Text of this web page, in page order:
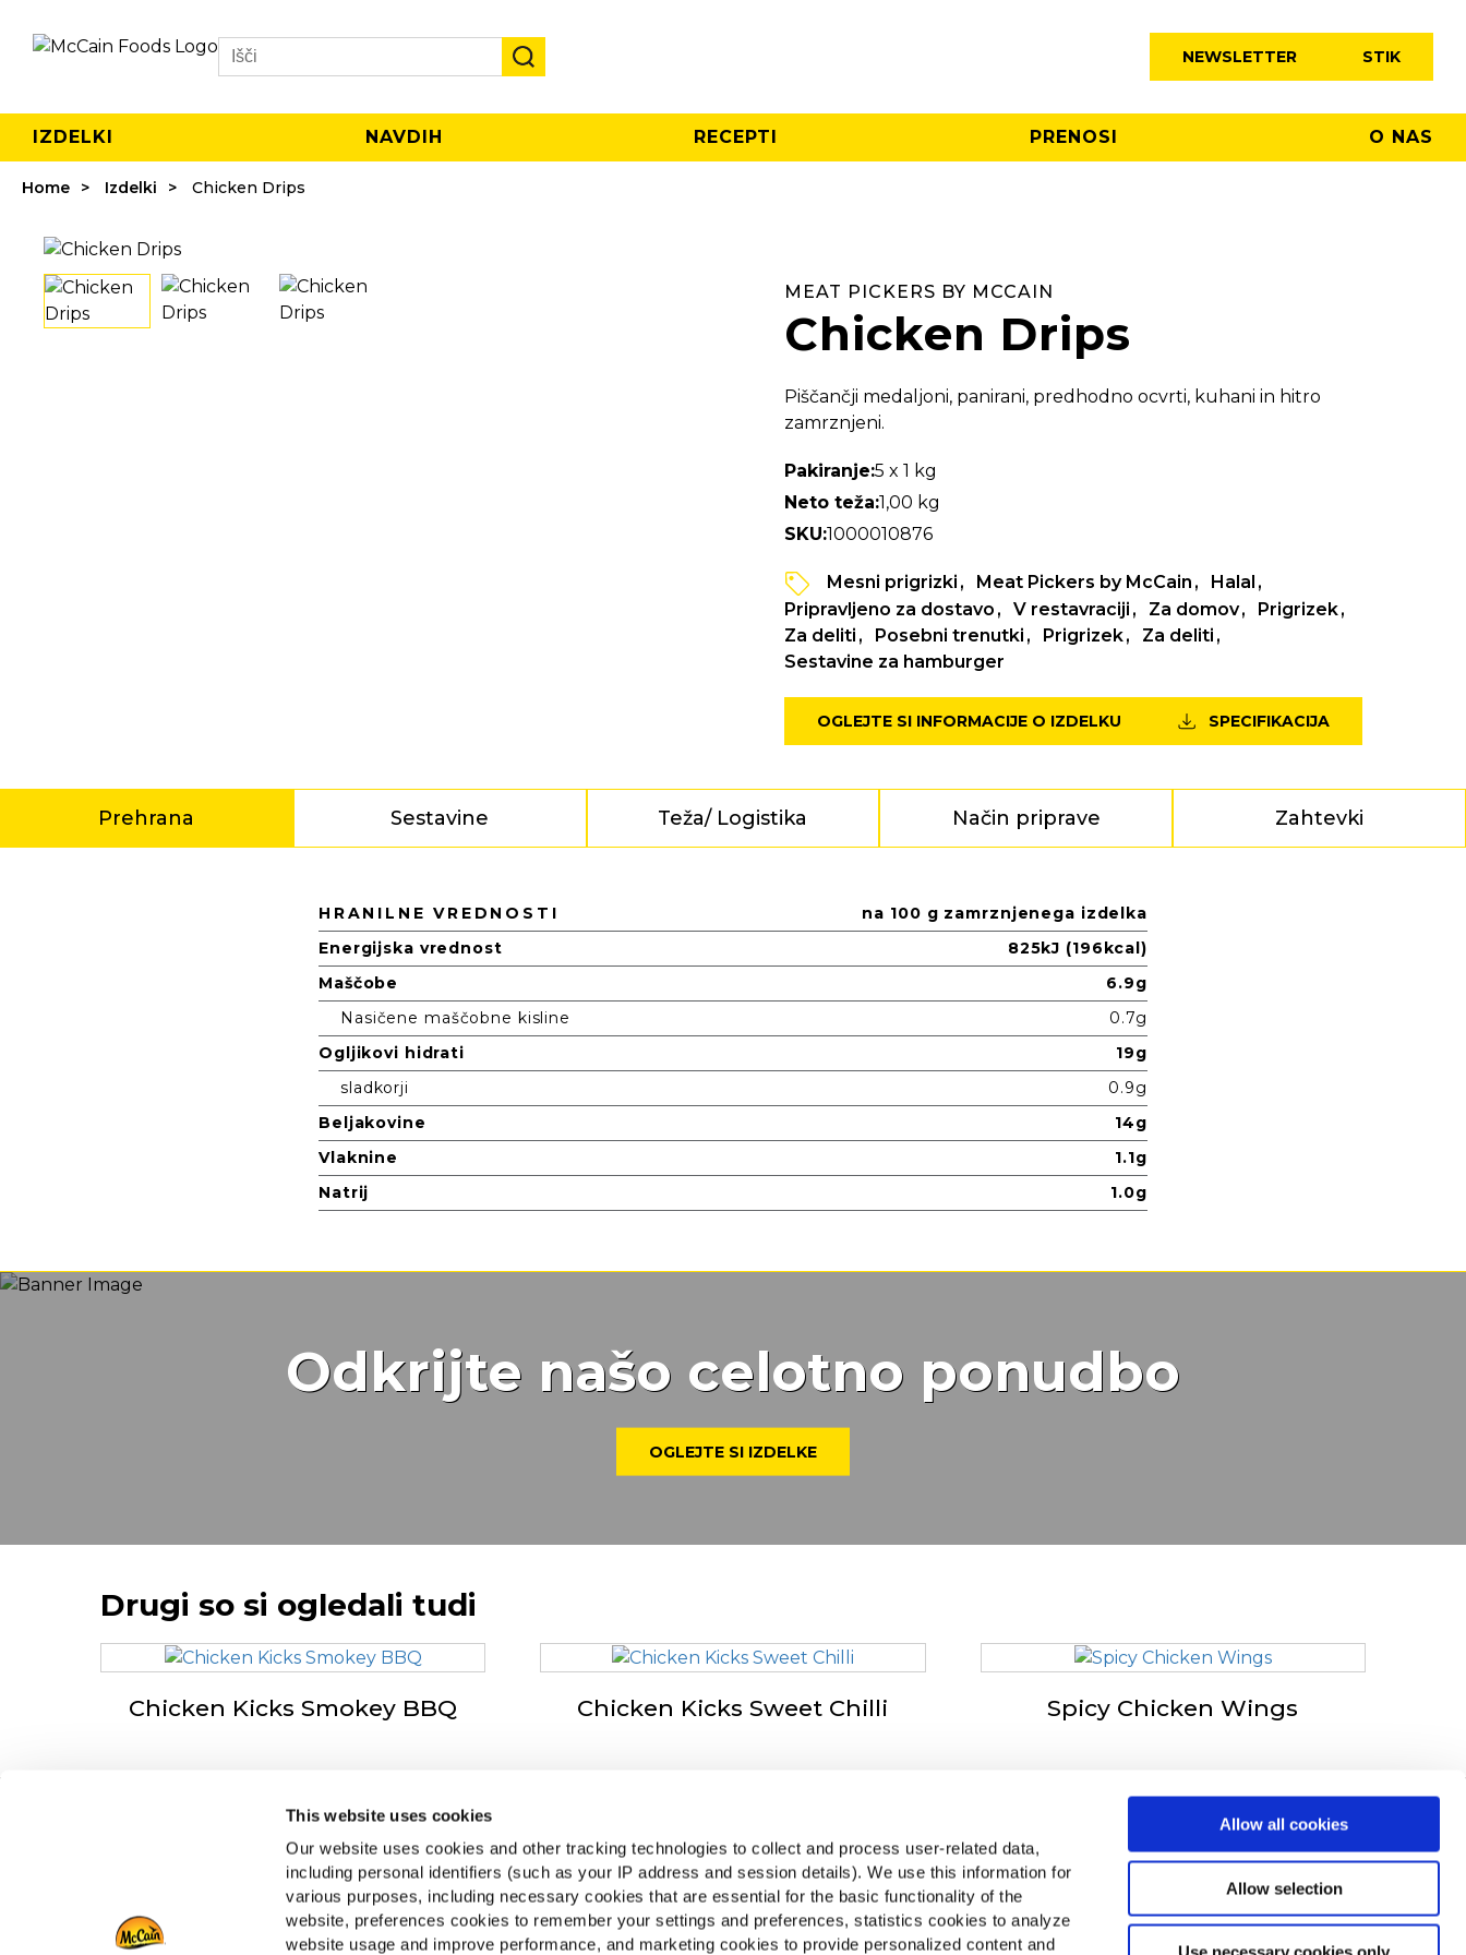
This website uses cookies
Our website uses cookies and other tracking technologies to collect and process user-related data,
including personal identifiers (such as your IP address and session details). We use this information for
various purposes, including necessary cookies that are essential for the basic functionality of the
website, preferences cookies to remember your settings and preferences, statistics cookies to analyze
website usage and improve performance, and marketing cookies to provide personalized content and
Allow all cookies
Allow selection
Search
NEWSLETTER STIK
IZDELKI NAVDIH RECEPTI PRENOSI O NAS
Home Izdelki Chicken Drips
MEAT PICKERS BY MCCAIN
Chicken Drips
Piščančji medaljoni, panirani, predhodno ocvrti, kuhani in hitro
zamrznjeni.
Pakiranje:5 x 1 kg
Neto teža:1,00 kg
SKU:1000010876
Mesni prigrizki Meat Pickers by McCain
Halal
Pripravljeno za dostavo
V restavraciji Za domov
Prigrizek
Za deliti
Posebni trenutki Prigrizek
Za deliti
Sestavine za hamburger
OGLEJTE SI INFORMACIJE O IZDELKU SPECIFIKACIJA
Prehrana Sestavine Teža/ Logistika Način priprave Zahtevki
HRANILNE VREDNOSTI
na 100 g zamrznjenega izdelka
Energijska vrednost
825kJ (196kcal)
Maščobe
6.9g
Nasičene maščobne kisline
0.7g
Ogljikovi hidrati
19g
sladkorji
0.9g
Beljakovine
14g
Vlaknine
1.1g
Natrij
1.0g
Odkrijte našo celotno ponudbo
OGLEJTE SI IZDELKE
Drugi so si ogledali tudi
Chicken Kicks Smokey BBQ Chicken Kicks Sweet Chilli Spicy Chicken Wings
Znamka
Navdih
O podjetju McCain
Driven by Our Roots
Zaposlitev
Pogosta vprašanja
Oglejte si vse države
Poiščite nas na